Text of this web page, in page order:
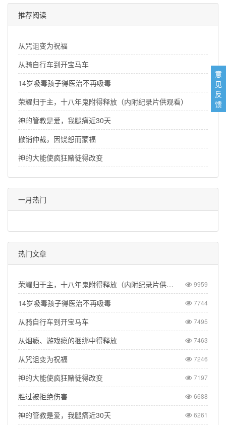
推荐阅读
从咒诅变为祝福
从骑自行车到开宝马车
14岁吸毒孩子得医治不再吸毒
荣耀归于主，十八年鬼附得释放（内附纪录片供观看）
神的管教是爱，我腿痛近30天
撤销仲裁，因饶恕而蒙福
神的大能使疯狂赌徒得改变
一月热门
热门文章
荣耀归于主，十八年鬼附得释放（内附纪录片供观看） 9959
14岁吸毒孩子得医治不再吸毒 7744
从骑自行车到开宝马车 7495
从烟瘾、游戏瘾的捆绑中得释放 7463
从咒诅变为祝福 7246
神的大能使疯狂赌徒得改变 7197
胜过被拒绝伤害 6688
神的管教是爱，我腿痛近30天 6261
意
见
反
馈